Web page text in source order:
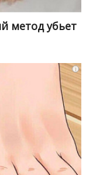
метод убьет
i